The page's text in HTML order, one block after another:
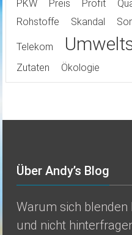
PKW
Preis Profit
Rohstoffe
Skandal
Telekom
Zutaten
Ökologie
Über Andy’s Blog
Warum sich blenden
und nicht